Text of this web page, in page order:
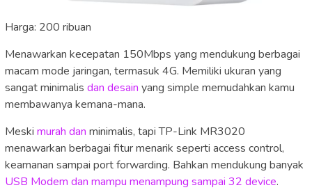
Harga: 200 ribuan
Menawarkan kecepatan 150Mbps yang mendukung berbagai
macam mode jaringan, termasuk 4G. Memiliki ukuran yang
sangat minimalis dan desain yang simple memudahkan kamu
membawanya kemana-mana.
Meski murah dan minimalis, tapi TP-Link MR3020
menawarkan berbagai fitur menarik seperti access control,
keamanan sampai port forwarding. Bahkan mendukung banyak
USB Modem dan mampu menampung sampai 32 device.